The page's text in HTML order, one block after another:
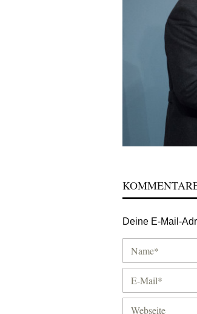
Deine E-Mail-